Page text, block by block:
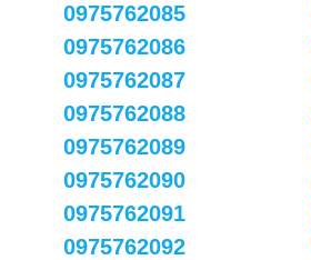
0975762085
0975762086
0975762087
0975762088
0975762089
0975762090
0975762091
0975762092